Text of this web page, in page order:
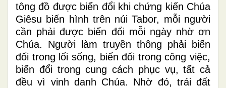
tông đồ được biến đổi khi chứng kiến Chúa
Giêsu biến hình trên núi Tabor, mỗi người
cần phải được biến đổi mỗi ngày nhờ ơn
Chúa. Người làm truyền thông phải biến
đổi trong lối sống, biến đổi trong công việc,
biến đổi trong cung cách phục vụ, tất cả
đều vì vinh danh Chúa. Nhờ đó, trái đất